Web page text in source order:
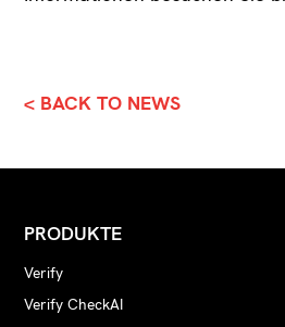
< BACK TO NEWS
PRODUKTE
Verify
Verify CheckAI